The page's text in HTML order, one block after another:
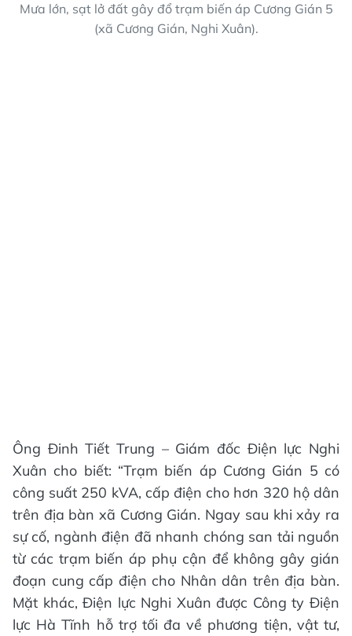
Mưa lớn, sạt lở đất gây đổ trạm biến áp Cương Gián 5
(xã Cương Gián, Nghi Xuân).
Ông Đinh Tiết Trung – Giám đốc Điện lực Nghi
Xuân cho biết: “Trạm biến áp Cương Gián 5 có
công suất 250 kVA, cấp điện cho hơn 320 hộ dân
trên địa bàn xã Cương Gián. Ngay sau khi xảy ra
sự cố, ngành điện đã nhanh chóng san tải nguồn
từ các trạm biến áp phụ cận để không gây gián
đoạn cung cấp điện cho Nhân dân trên địa bàn.
Mặt khác, Điện lực Nghi Xuân được Công ty Điện
lực Hà Tĩnh hỗ trợ tối đa về phương tiện, vật tư,